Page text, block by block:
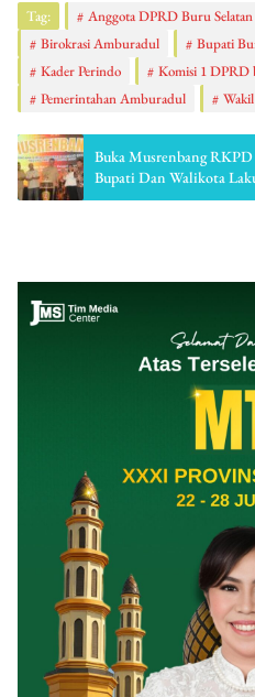
Tag: Anggota DPRD Buru Selatan
Birokrasi Amburadul
Bupati
Kader Perindo
Komisi 1 DPRD
Pemerintahan Amburadul
Buka Musrenbang
Bupati Dan Walikota